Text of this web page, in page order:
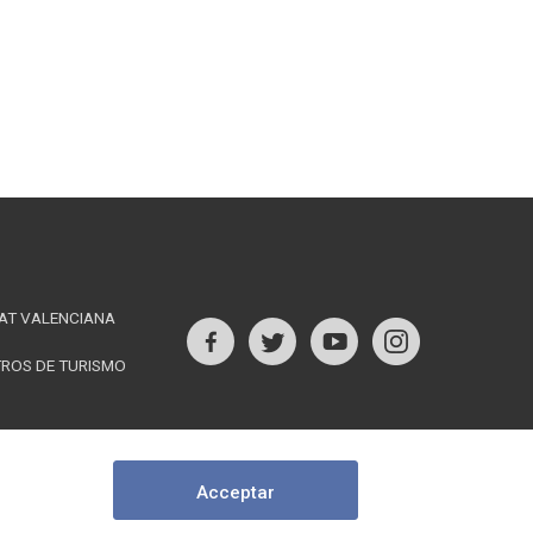
VALENCIANA
DE TURISMO
Visita'ns
a
Acceptar